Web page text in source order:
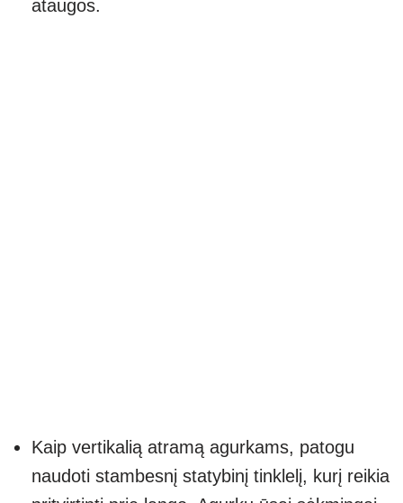
ataugos.
Kaip vertikalią atramą agurkams, patogu
naudoti stambesnį statybinį tinklelį, kurį reikia